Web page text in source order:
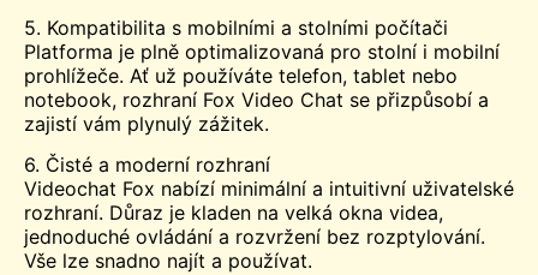
5. Kompatibilita s mobilními a stolními počítači
Platforma je plně optimalizovaná pro stolní i mobilní
prohlížeče. Ať už používáte telefon, tablet nebo
notebook, rozhraní Fox Video Chat se přizpůsobí a
zajistí vám plynulý zážitek.
6. Čisté a moderní rozhraní
Videochat Fox nabízí minimální a intuitivní uživatelské
rozhraní. Důraz je kladen na velká okna videa,
jednoduché ovládání a rozvržení bez rozptylování.
Vše lze snadno najít a používat.